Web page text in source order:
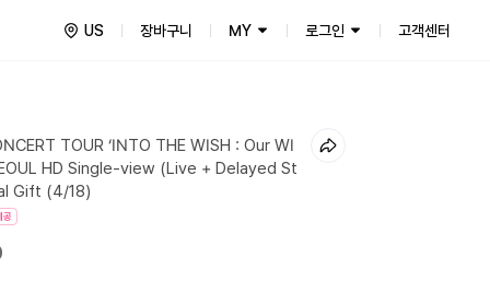
US 장바구니 MY 로그인 고객센터
TOUR ‘INTO THE WISH : Our WI
HD Single-view (Live + Delayed St
Gift (4/18)
공